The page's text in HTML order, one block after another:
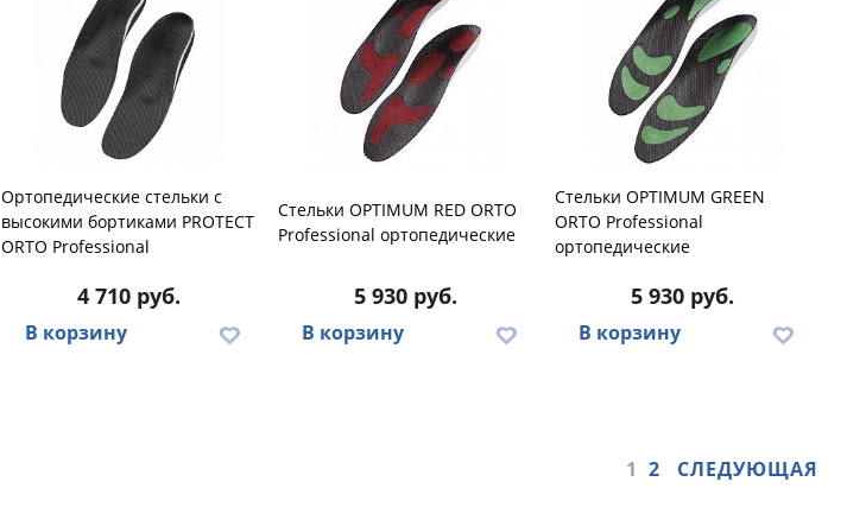
Ортопедические стельки с
высокими бортиками PROTECT
ORTO Professional
4 710 руб.
В корзину
Стельки OPTIMUM RED ORTO
Professional ортопедические
5 930 руб.
В корзину
Стельки OPTIMUM GREEN
ORTO Professional
ортопедические
5 930 руб.
В корзину
1 2 СЛЕДУЮЩАЯ